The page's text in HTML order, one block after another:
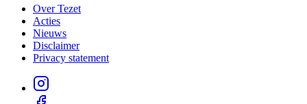
Over Tezet
Acties
Nieuws
Disclaimer
Privacy statement